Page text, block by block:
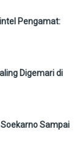
Pengamat:
Digemari di
Sampai